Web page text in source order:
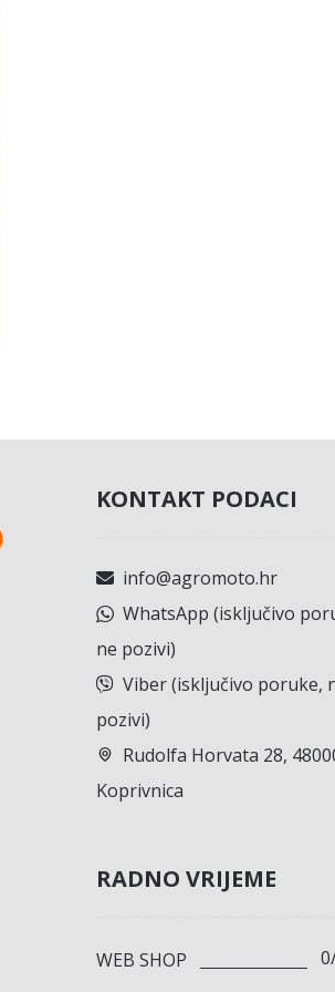
KONTAKT PODACI
info@agromoto.hr
WhatsApp (isključivo
ne pozivi)
Viber (isključivo poruke,
pozivi)
Rudolfa Horvata 28,
Koprivnica
RADNO VRIJEME
WEB SHOP